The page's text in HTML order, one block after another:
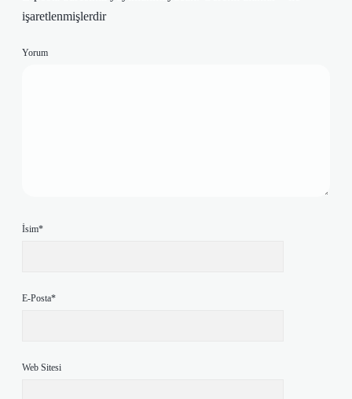
işaretlenmişlerdir
Yorum
İsim*
E-Posta*
Web Sitesi